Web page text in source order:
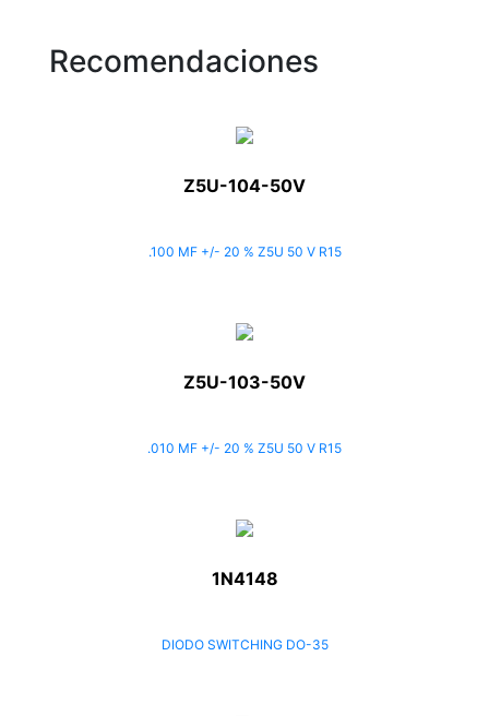
Recomendaciones
Z5U-104-50V
.100 MF +/- 20 % Z5U 50 V R15
Z5U-103-50V
.010 MF +/- 20 % Z5U 50 V R15
1N4148
DIODO SWITCHING DO-35